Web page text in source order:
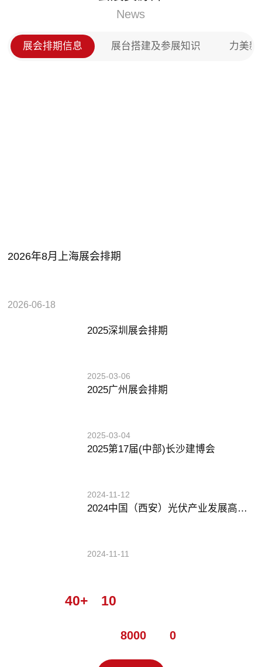
与完善健康医疗大数据资源要素体系，并助力其从
览会展台设计搭建怎么做？（深圳CMEF医疗器械
览会）
News
展会排期信息 展台搭建及参展知识 力美新
2026年8月上海展会排期
2026-06-18
2025深圳展会排期
2025-03-06
2025广州展会排期
2025-03-04
2025第17届(中部)长沙建博会
2024-11-12
2024中国（西安）光伏产业发展高峰论坛暨展览会
2024-11-11
40+， 10
累计服务超8000 家，0